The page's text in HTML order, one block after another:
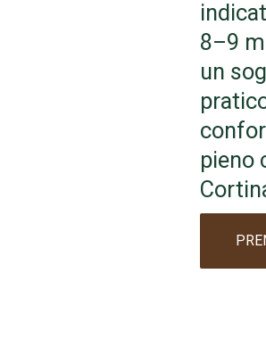
8–9
un
pieno